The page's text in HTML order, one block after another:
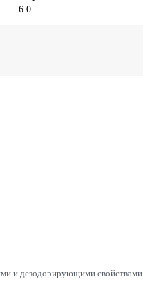
6.0
и дезодорирующими свойствами